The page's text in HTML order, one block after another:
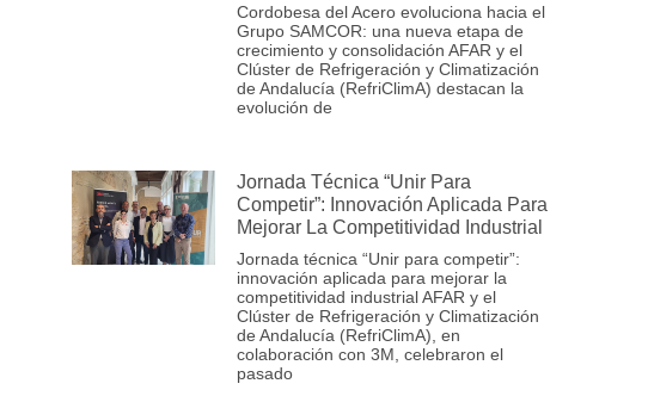
Cordobesa del Acero evoluciona hacia el
Grupo SAMCOR: una nueva etapa de
crecimiento y consolidación AFAR y el
Clúster de Refrigeración y Climatización
de Andalucía (RefriClimA) destacan la
evolución de
Jornada Técnica “Unir Para
Competir”: Innovación Aplicada Para
Mejorar La Competitividad Industrial
Jornada técnica “Unir para competir”:
innovación aplicada para mejorar la
competitividad industrial AFAR y el
Clúster de Refrigeración y Climatización
de Andalucía (RefriClimA), en
colaboración con 3M, celebraron el
pasado